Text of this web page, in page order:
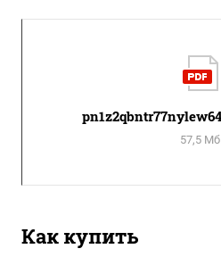
57,5 Мб
Как купить